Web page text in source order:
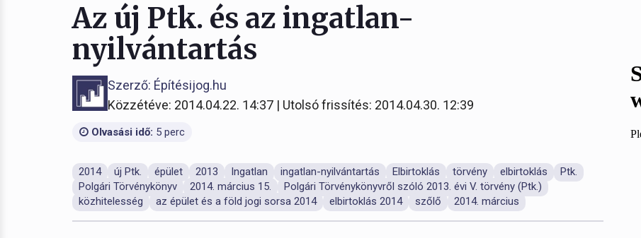
Az új Ptk. és az ingatlan-
nyilvántartás
Szerző: Építésijog.hu
Közzétéve: 2014.04.22. 14:37 | Utolsó frissítés: 2014.04.30. 12:39
Olvasási idő: 5 perc
2014 új Ptk. épület 2013 Ingatlan ingatlan-nyilvántartás Elbirtoklás törvény elbirtoklás
Ptk.
Polgári Törvénykönyv
2014. március 15.
Polgári Törvénykönyvről szóló 2013. évi V. törvény (Ptk.)
közhitelesség
az épület és a föld jogi sorsa 2014 elbirtoklás 2014 szőlő 2014. március